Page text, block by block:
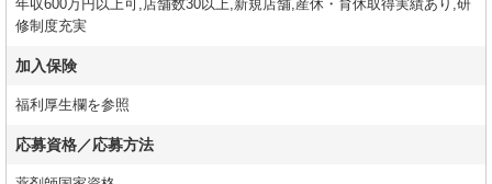
年収600万円以上可,店舗数30以上,新規店舗,産休・育休取得実績あり,研
修制度充実
加入保険
福利厚生欄を参照
応募資格／応募方法